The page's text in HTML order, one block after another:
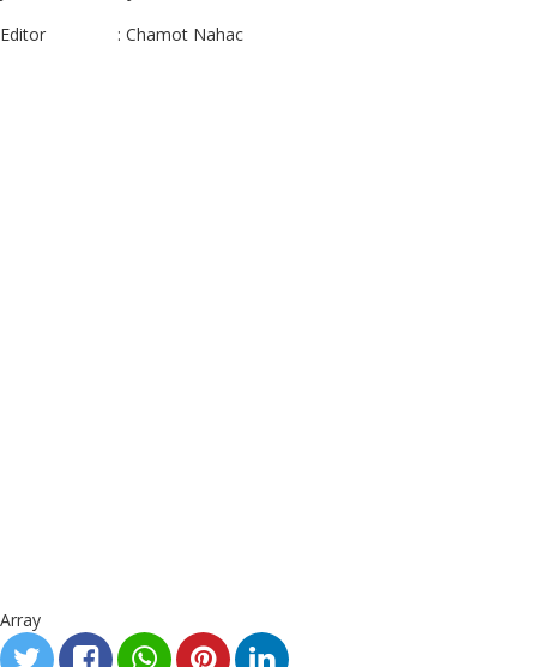
Editor : Chamot Nahac
Array